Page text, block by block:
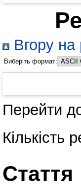
Вгору на
Виберіть формат:
Перейти
Кількість
Стаття